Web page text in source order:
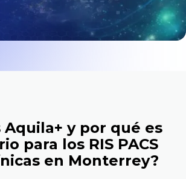
Aquila+ y por qué es
para los RIS PACS
en Monterrey?